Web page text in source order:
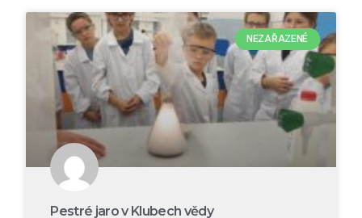
NEZAŘAZENÉ
Pestré jaro v Klubech vědy